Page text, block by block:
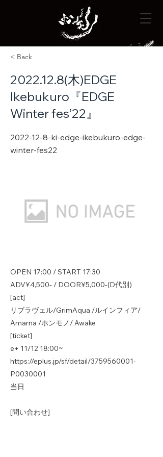
< Back
2022.12.8(木)EDGE
Ikebukuro『EDGE
Winter fesʼ22』
2022-12-8-ki-edge-ikebukuro-edge-
winter-fes22
OPEN 17:00 / START 17:30
ADV¥4,500- / DOOR¥5,000-(D代別)
[act]
リブラヴェル/GrimAqua /ルインフィア/
Amarna /ホンモノ/ Awake
[ticket]
e+ 11/12 18:00~
https://eplus.jp/sf/detail/3759560001-
P0030001
当日
[問い合わせ]